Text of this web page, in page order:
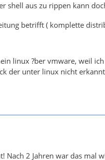
shell aus zu rippen kann
betrifft ( komplette
linux ?ber vmware, weil
der unter linux nicht
2 Jahren war das mal